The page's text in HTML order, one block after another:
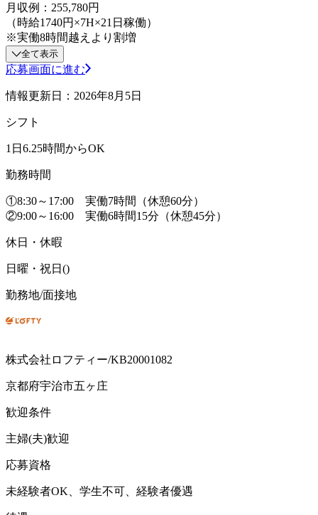
月収例：255,780円
（時給1740円×7H×21日稼働）
※実働8時間越えより割増
全て表示
応募画面に進む
情報更新日：2026年8月5日
シフト
1日6.25時間からOK
勤務時間
①8:30～17:00 実働7時間（休憩60分）
②9:00～16:00 実働6時間15分（休憩45分）
休日・休暇
日曜・祝日()
勤務地/面接地
株式会社ロフティー/KB20001082
京都府宇治市五ヶ庄
歓迎条件
主婦(夫)歓迎
応募資格
未経験者OK、学生不可、経験者優遇